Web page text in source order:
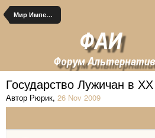
Мир Императора Витовта
Государство Лужичан в
Автор Рюрик, 26 Nov 2009